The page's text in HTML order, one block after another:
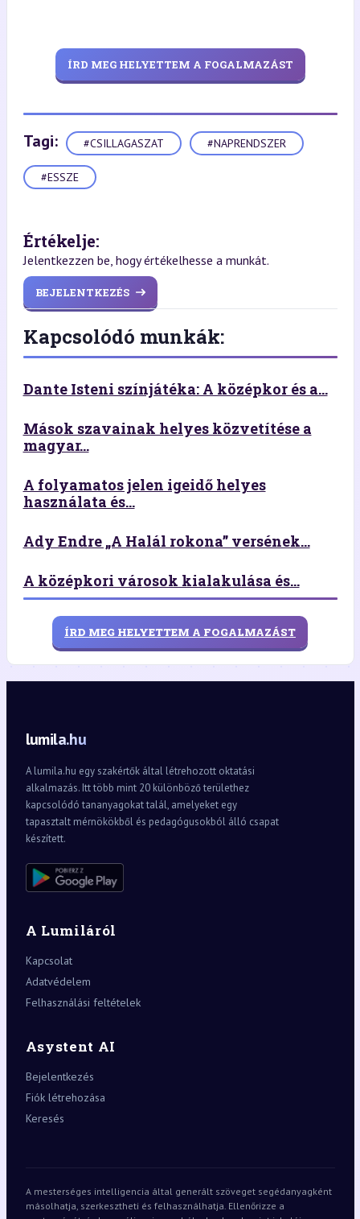
ÍRD MEG HELYETTEM A FOGALMAZÁST
Tagi: #CSILLAGASZAT #NAPRENDSZER
#ESSZE
Értékelje:
Jelentkezzen be, hogy értékelhesse a munkát.
BEJELENTKEZÉS
Kapcsolódó munkák:
Dante Isteni színjátéka: A középkor és a...
Mások szavainak helyes közvetítése a
magyar...
A folyamatos jelen igeidő helyes
használata és...
Ady Endre „A Halál rokona” versének...
A középkori városok kialakulása és...
ÍRD MEG HELYETTEM A FOGALMAZÁST
lumila.hu
A lumila.hu egy szakértők által létrehozott oktatási
alkalmazás. Itt több mint 20 különböző területhez
kapcsolódó tananyagokat talál, amelyeket egy
tapasztalt mérnökökből és pedagógusokból álló csapat
készített.
A Lumiláról
Kapcsolat
Adatvédelem
Felhasználási feltételek
Asystent AI
Bejelentkezés
Fiók létrehozása
Keresés
A mesterséges intelligencia által generált szöveget segédanyagként
másolhatja, szerkesztheti és felhasználhatja. Ellenőrizze a